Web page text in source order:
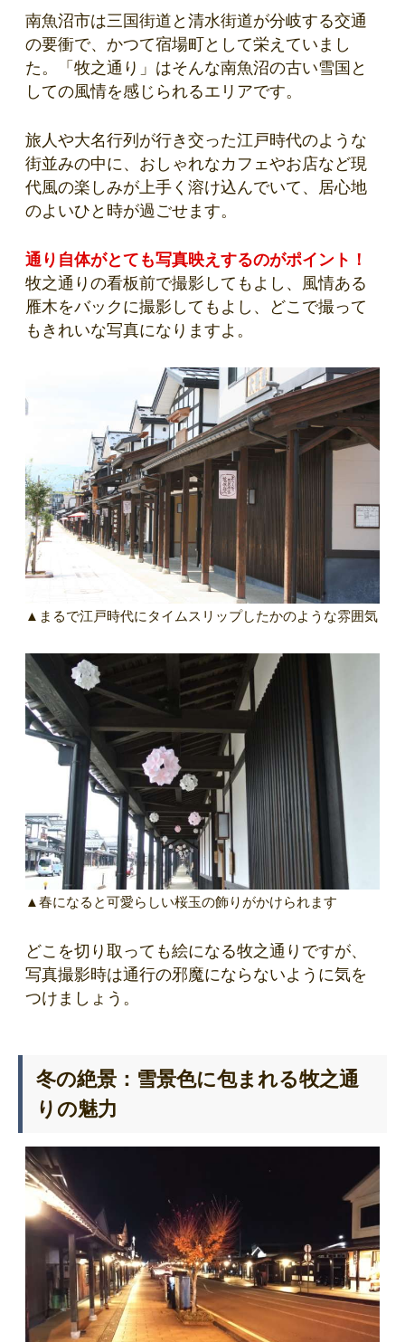
南魚沼市は三国街道と清水街道が分岐する交通
の要衝で、かつて宿場町として栄えていまし
た。「牧之通り」はそんな南魚沼の古い雪国と
しての風情を感じられるエリアです。
旅人や大名行列が行き交った江戸時代のような
街並みの中に、おしゃれなカフェやお店など現
代風の楽しみが上手く溶け込んでいて、居心地
のよいひと時が過ごせます。
通り自体がとても写真映えするのがポイント！
牧之通りの看板前で撮影してもよし、風情ある
雁木をバックに撮影してもよし、どこで撮って
もきれいな写真になりますよ。
▲まるで江戸時代にタイムスリップしたかのような雰囲気
▲春になると可愛らしい桜玉の飾りがかけられます
どこを切り取っても絵になる牧之通りですが、
写真撮影時は通行の邪魔にならないように気を
つけましょう。
冬の絶景：雪景色に包まれる牧之通
りの魅力